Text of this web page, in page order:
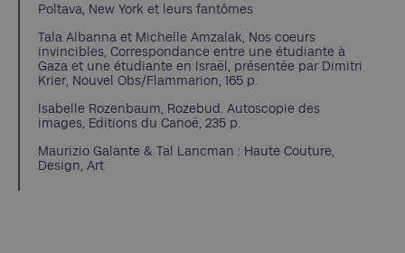
Poltava, New York et leurs fantômes
Tala Albanna et Michelle Amzalak, Nos coeurs
invincibles, Correspondance entre une étudiante à
Gaza et une étudiante en Israël, présentée par Dimitri
Krier, Nouvel Obs/Flammarion, 165 p.
Isabelle Rozenbaum, Rozebud. Autoscopie des
images, Editions du Canoë, 235 p.
Maurizio Galante & Tal Lancman : Haute Couture,
Design, Art